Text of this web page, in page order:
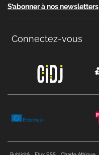
S’abonner à nos newsletters
Connectez-vous